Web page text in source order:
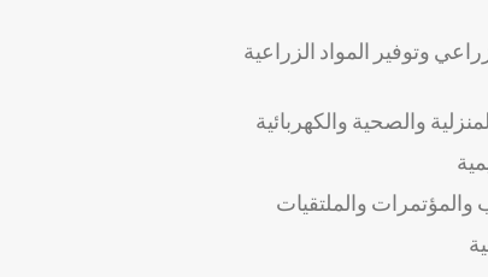
وتوفير المواد الزراعية
والصحية والكهربائية
والمؤتمرات والملتقيات